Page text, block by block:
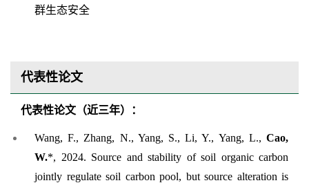
群生态安全
代表性论文
代表性论文（近三年） ：
Wang, F., Zhang, N., Yang, S., Li, Y., Yang, L., Cao,
W.*, 2024. Source and stability of soil organic carbon
jointly regulate soil carbon pool, but source alteration is